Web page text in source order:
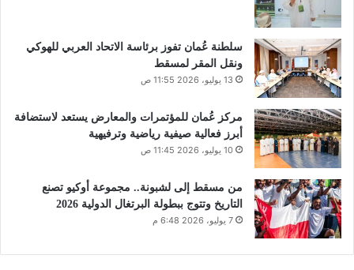
سلطنة عُمان تفوز برئاسة الاتحاد العربي للهوكي
ونقل المقر لمسقط
13 يوليو، 2026 11:55 ص
مركز عُمان للمؤتمرات والمعارض يستعد لاستضافة
أبرز فعالية صيفية رياضية وترفيهية
10 يوليو، 2026 11:45 ص
من مسقط إلى لشبونة.. مجموعة أوكيو تصنع
التاريخ وتتوج ببطولة البرتغال الدولية 2026
7 يوليو، 2026 6:48 م